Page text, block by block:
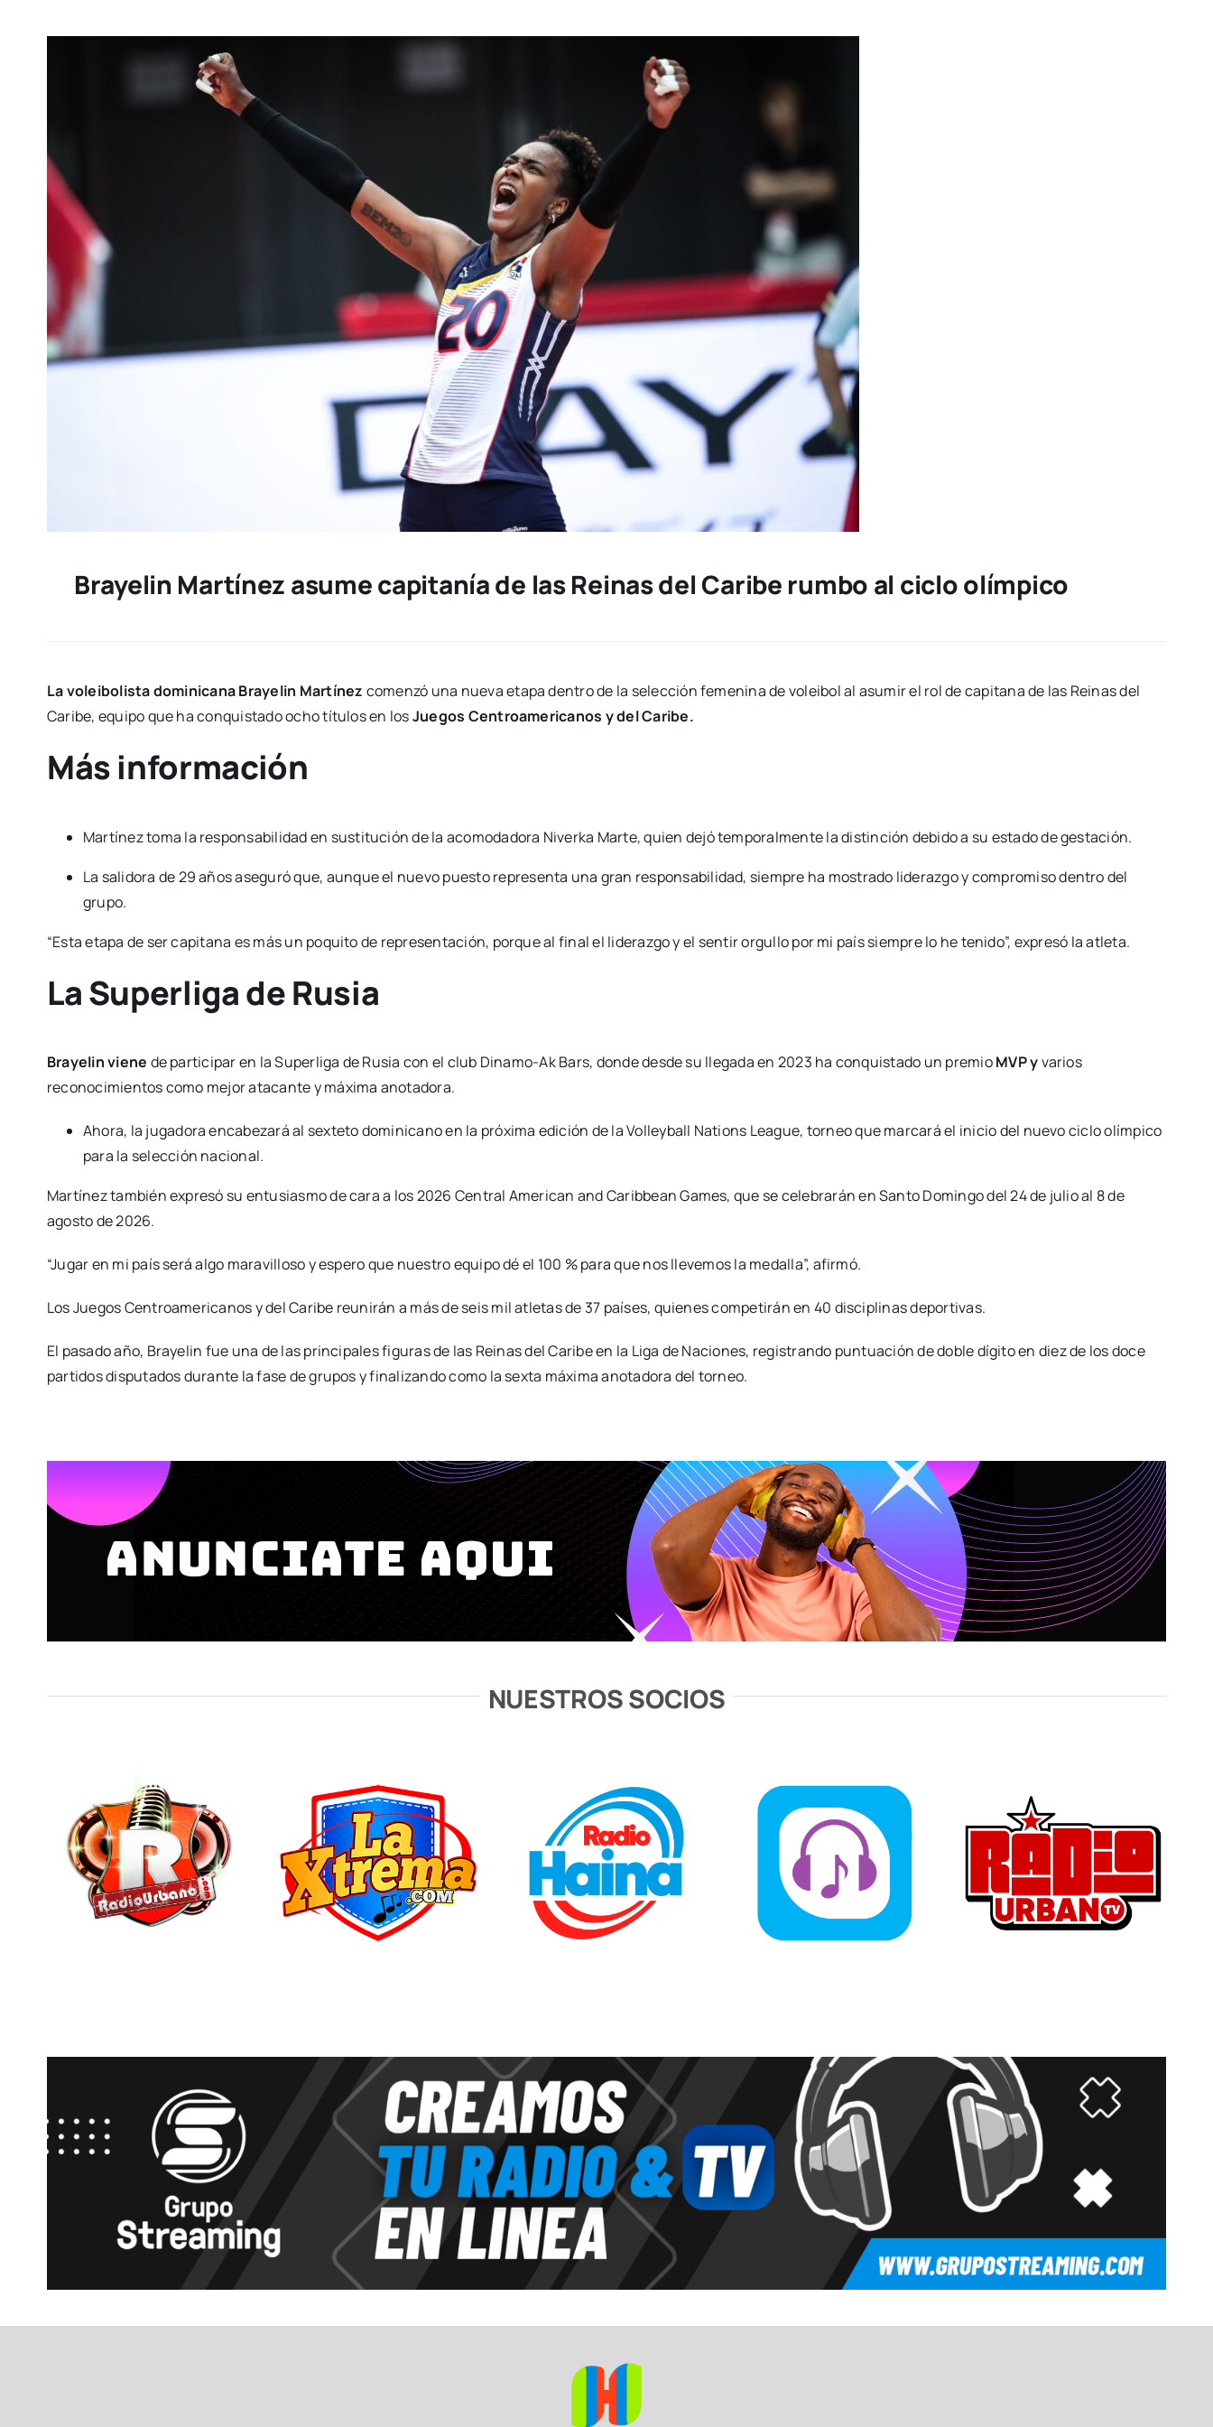
Brayelin Martínez asume capitanía de las Reinas del Caribe rumbo al ciclo olímpico
La voleibolista dominicana Brayelin Martínez comenzó una nueva etapa dentro de la selección femenina de voleibol al asumir el rol de capitana de las Reinas del
Caribe, equipo que ha conquistado ocho títulos en losJuegos Centroamericanos y del Caribe.
Más información
Martínez toma la responsabilidad en sustitución de la acomodadora Niverka Marte, quien dejó temporalmente la distinción debido a su estado de gestación.
La salidora de 29 años aseguró que, aunque el nuevo puesto representa una gran responsabilidad, siempre ha mostrado liderazgo y compromiso dentro del
grupo.
“Esta etapa de ser capitana es más un poquito de representación, porque al final el liderazgo y el sentir orgullo por mi país siempre lo he tenido”, expresó la atleta.
La Superliga de Rusia
Brayelin viene de participar en la Superliga de Rusia con el club Dinamo-Ak Bars, donde desde su llegada en 2023 ha conquistado un premioMVP yvarios
reconocimientos como mejor atacante y máxima anotadora.
Ahora, la jugadora encabezará al sexteto dominicano en la próxima edición de la Volleyball Nations League, torneo que marcará el inicio del nuevo ciclo olímpico
para la selección nacional.
Martínez también expresó su entusiasmo de cara a los 2026 Central American and Caribbean Games, que se celebrarán en Santo Domingo del 24 de julio al 8 de
agosto de 2026.
“Jugar en mi país será algo maravilloso y espero que nuestro equipo dé el 100 % para que nos llevemos la medalla”, afirmó.
Los Juegos Centroamericanos y del Caribe reunirán a más de seis mil atletas de 37 países, quienes competirán en 40 disciplinas deportivas.
El pasado año, Brayelin fue una de las principales figuras de las Reinas del Caribe en la Liga de Naciones, registrando puntuación de doble dígito en diez de los doce
partidos disputados durante la fase de grupos y finalizando como la sexta máxima anotadora del torneo.
NUESTROS SOCIOS